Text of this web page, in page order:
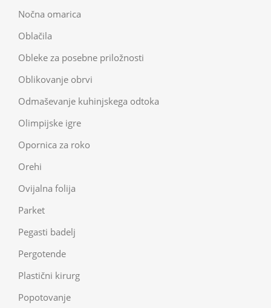
Nočna omarica
Oblačila
Obleke za posebne priložnosti
Oblikovanje obrvi
Odmaševanje kuhinjskega odtoka
Olimpijske igre
Opornica za roko
Orehi
Ovijalna folija
Parket
Pegasti badelj
Pergotende
Plastični kirurg
Popotovanje